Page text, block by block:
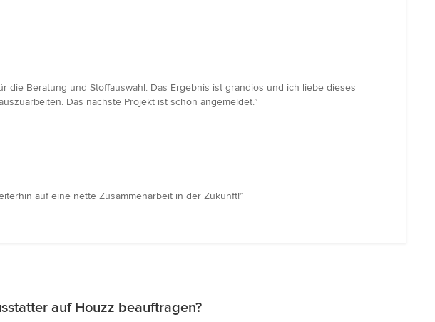
die Beratung und Stoffauswahl. Das Ergebnis ist grandios und ich liebe dieses
Das nächste Projekt ist schon angemeldet.”
auf eine nette Zusammenarbeit in der Zukunft!”
auf Houzz beauftragen?